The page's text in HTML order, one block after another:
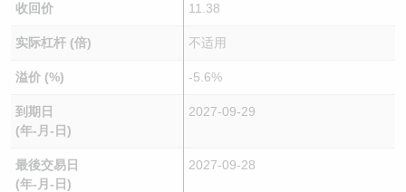
收回价 11.38
实际杠杆 (倍) 不适用
溢价 (%) -5.6%
到期日
(年-月-日)
2027-09-29
最後交易日
(年-月-日)
2027-09-28